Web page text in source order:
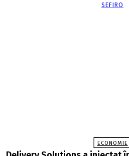
SEFIRO
ECONOMIE